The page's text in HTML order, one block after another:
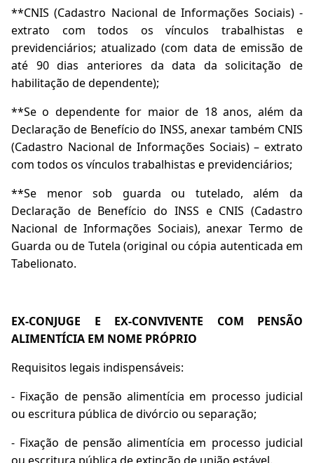
**CNIS (Cadastro Nacional de Informações Sociais) -
extrato com todos os vínculos trabalhistas e
previdenciários; atualizado (com data de emissão de
até 90 dias anteriores da data da solicitação de
habilitação de dependente);
**Se o dependente for maior de 18 anos, além da
Declaração de Benefício do INSS, anexar também CNIS
(Cadastro Nacional de Informações Sociais) – extrato
com todos os vínculos trabalhistas e previdenciários;
**Se menor sob guarda ou tutelado, além da
Declaração de Benefício do INSS e CNIS (Cadastro
Nacional de Informações Sociais), anexar Termo de
Guarda ou de Tutela (original ou cópia autenticada em
Tabelionato.
EX-CONJUGE E EX-CONVIVENTE COM PENSÃO
ALIMENTÍCIA EM NOME PRÓPRIO
Requisitos legais indispensáveis:
- Fixação de pensão alimentícia em processo judicial
ou escritura pública de divórcio ou separação;
- Fixação de pensão alimentícia em processo judicial